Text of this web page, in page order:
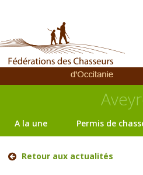
A la une Permis de
Retour aux actualités